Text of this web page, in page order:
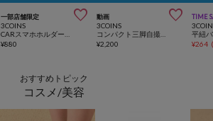
一部店舗限定 
3COINS
¥880
動画 
3COINS
¥2,200
TIME
¥264
おすすめトピック
コスメ/美容